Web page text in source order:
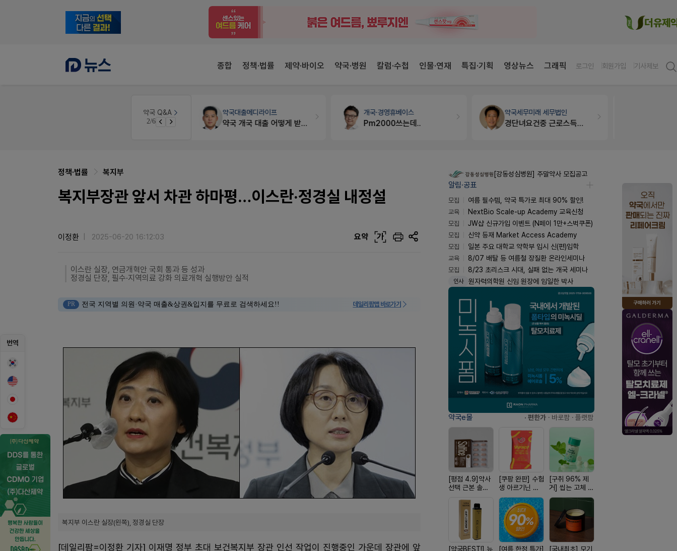
종합 정책·법률 제약·바이오 약국·병원 칼럼·수첩 인물·연재 특집·기획 영상뉴스 그래픽 로그인 회원가입 기사제보
약국 Q&A
3/6 약국 개국 대출 어떻게 받아야할지 어렵습니다
개국·경영휴베이스
Pm2000쓰는데..
약국세무미래 세무법인 세무·노무팜텍스
노동자의 날 수당계산은 어떻게 되나요
번역
정책·법률 복지부
복지부장관 앞서 차관 하마평…이스란·정경실 내정설
이정환 2025-06-20 16:12:03 요약 가
이스란 실장, 연금개혁안 국회 통과 등 성과
정경실 단장, 필수·지역의료 강화 의료개혁 실행방안 실적
PR 전국 지역별 의원·약국 매출&상권&입지를 무료로 검색하세요!! 데일리팜맵 바로가기
복지부 이스란 실장(왼쪽), 정경실 단장
[데일리팜=이정환 기자] 이재명 정부 초대 보건복지부 장관 인선 작업이 진행중인 가운데 장관에 앞
[강동성심병원] 주말약사 모집공고
알림·공표
모집
여름 필수템, 약국 특가로 최대 90% 할인!
교육
NextBio Scale-up Academy 교육신청
모집
JW샵 신규가입 이벤트 (N페이 1만+스벅쿠폰)
모집
신약 등재 Market Access Academy
모집
일본 주요 대학교 약학부 입시 신(편)입학
교육
8/07 배탈 등 여름철 장질환 온라인세미나
모집
8/23 초리스크 시대, 실패 없는 개국 세미나
인사 원자력의학원 신임 원장에 임일한 박사
약국e몰 · 편한가 · 바로팜 · 플랫팜
[평점 4.9]약사
선택 근본 솔루
[쿠팡 완판] 수험
생 아르기닌 에
너지 젤리
[구취 96% 제
거] 씹는 고체 가
글
[약국BEST!] 뉴
[여름 한정 특가]
[국내최초] 모기